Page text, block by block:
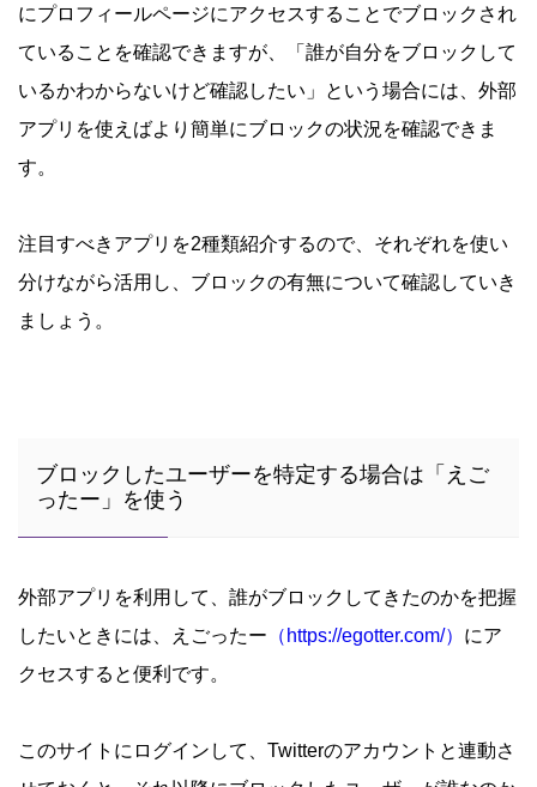
にプロフィールページにアクセスすることでブロックされ
ていることを確認できますが、「誰が自分をブロックして
いるかわからないけど確認したい」という場合には、外部
アプリを使えばより簡単にブロックの状況を確認できま
す。
注目すべきアプリを2種類紹介するので、それぞれを使い
分けながら活用し、ブロックの有無について確認していき
ましょう。
ブロックしたユーザーを特定する場合は「えご
ったー」を使う
外部アプリを利用して、誰がブロックしてきたのかを把握
したいときには、えごったー （https://egotter.com/） にア
クセスすると便利です。
このサイトにログインして、Twitterのアカウントと連動さ